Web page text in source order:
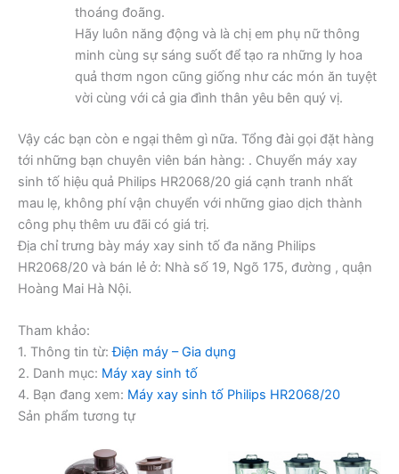
thoáng đoãng.
Hãy luôn năng động và là chị em phụ nữ thông
minh cùng sự sáng suốt để tạo ra những ly hoa
quả thơm ngon cũng giống như các món ăn tuyệt
vời cùng với cả gia đình thân yêu bên quý vị.
Vậy các bạn còn e ngại thêm gì nữa. Tổng đài gọi đặt hàng
tới những bạn chuyên viên bán hàng: . Chuyển máy xay
sinh tố hiệu quả Philips HR2068/20 giá cạnh tranh nhất
mau lẹ, không phí vận chuyển với những giao dịch thành
công phụ thêm ưu đãi có giá trị.
Địa chỉ trưng bày máy xay sinh tố đa năng Philips
HR2068/20 và bán lẻ ở: Nhà số 19, Ngõ 175, đường , quận
Hoàng Mai Hà Nội.
Tham khảo:
1. Thông tin từ:Điện máy – Gia dụng
2. Danh mục: Máy xay sinh tố
4. Bạn đang xem: Máy xay sinh tố Philips HR2068/20
Sản phẩm tương tự